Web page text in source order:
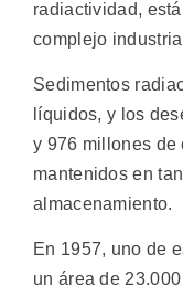
radiactividad,
complejo
Sedimentos
líquidos, y los
y 976 millones de
mantenidos en
almacenamiento.
En 1957, uno de
un área de